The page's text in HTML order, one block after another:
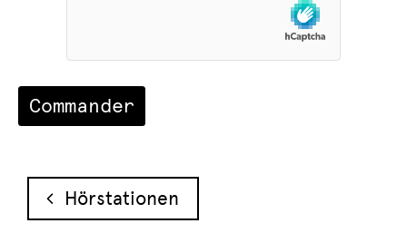
Navigation des articles
Hörstationen